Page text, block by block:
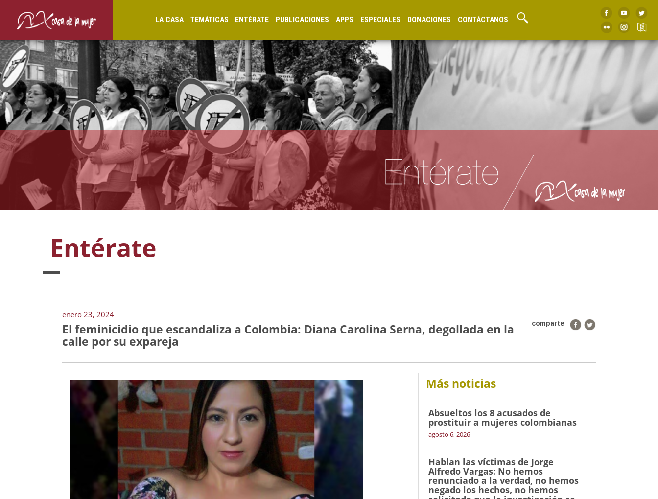
LA CASA TEMÁTICAS ENTÉRATE PUBLICACIONES APPS ESPECIALES DONACIONES CONTÁCTANOS
Entérate
enero 23, 2024
comparte
El feminicidio que escandaliza a Colombia: Diana Carolina Serna, degollada en la
calle por su expareja
Más noticias
Absueltos los 8 acusados de
prostituir a mujeres colombianas
agosto 6, 2026
Hablan las víctimas de Jorge
Alfredo Vargas: No hemos
renunciado a la verdad, no hemos
negado los hechos, no hemos